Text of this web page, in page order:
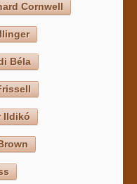
Cornwell
Béla
Ildikó